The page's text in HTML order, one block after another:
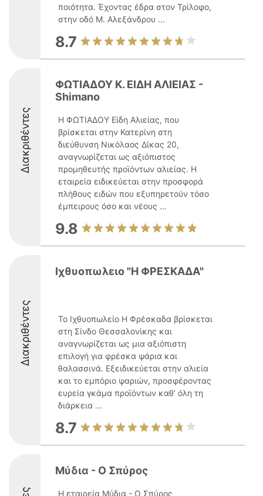
ποιότητα. Έχοντας έδρα στον Τρίλοφο,
στην οδό Μ. Αλεξάνδρου ...
8.7
Διακριθέντες
ΦΩΤΙΑΔΟΥ Κ. ΕΙΔΗ ΑΛΙΕΙΑΣ -
Shimano
Η ΦΩΤΙΑΔΟΥ Είδη Αλιείας, που
βρίσκεται στην Κατερίνη στη
διεύθυνση Νικόλαος Δίκας 20,
αναγνωρίζεται ως αξιόπιστος
προμηθευτής προϊόντων αλιείας. Η
εταιρεία ειδικεύεται στην προσφορά
πλήθους ειδών που εξυπηρετούν τόσο
έμπειρους όσο και νέους ...
9.8
Διακριθέντες
Ιχθυοπωλειο "Η ΦΡΕΣΚΑΔΑ"
Το Ιχθυοπωλείο Η Φρέσκαδα βρίσκεται
στη Σίνδο Θεσσαλονίκης και
αναγνωρίζεται ως μια αξιόπιστη
επιλογή για φρέσκα ψάρια και
θαλασσινά. Εξειδικεύεται στην αλιεία
και το εμπόριο ψαριών, προσφέροντας
ευρεία γκάμα προϊόντων καθ’ όλη τη
διάρκεια ...
8.7
Μύδια - Ο Σπύρος
Η εταιρεία Μύδια - Ο Σπύρος